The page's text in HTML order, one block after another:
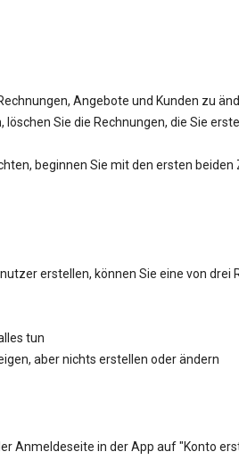
Angebote und Kunden zu
Sie die Rechnungen, die Sie
beginnen Sie mit den ersten beiden
erstellen, können Sie eine von drei
tun
aber nichts erstellen oder ändern
Anmeldeseite in der App auf "Konto